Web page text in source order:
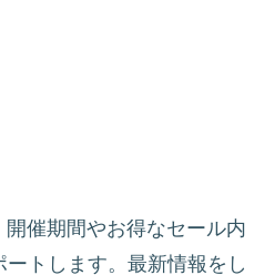
催期間やお得なセール内
トします。最新情報をし